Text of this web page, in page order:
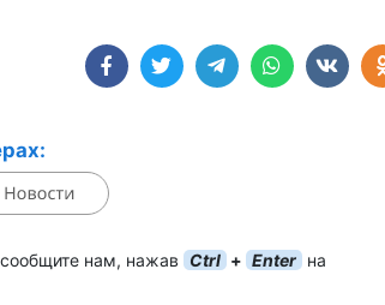
нам, нажав Ctrl + Enter на